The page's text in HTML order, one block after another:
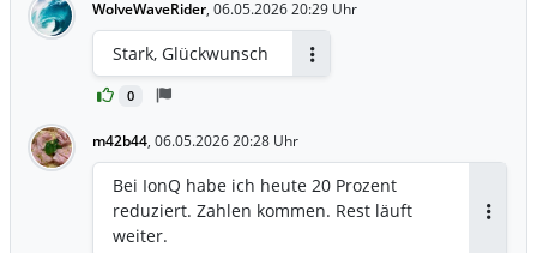
WolveWaveRider, 06.05.2026 20:29 Uhr
0
Stark, Glückwunsch
m42b44, 06.05.2026 20:28 Uhr
Bei IonQ habe ich heute 20 Prozent
reduziert. Zahlen kommen. Rest läuft
weiter.